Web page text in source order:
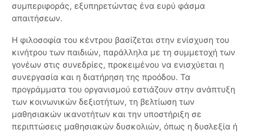
συμπεριφοράς, εξυπηρετώντας ένα ευρύ φάσμα
απαιτήσεων.
Η φιλοσοφία του κέντρου βασίζεται στην ενίσχυση του
κινήτρου των παιδιών, παράλληλα με τη συμμετοχή των
γονέων στις συνεδρίες, προκειμένου να ενισχύεται η
συνεργασία και η διατήρηση της προόδου. Τα
προγράμματα του οργανισμού εστιάζουν στην ανάπτυξη
των κοινωνικών δεξιοτήτων, τη βελτίωση των
μαθησιακών ικανοτήτων και την υποστήριξη σε
περιπτώσεις μαθησιακών δυσκολιών, όπως η δυσλεξία ή